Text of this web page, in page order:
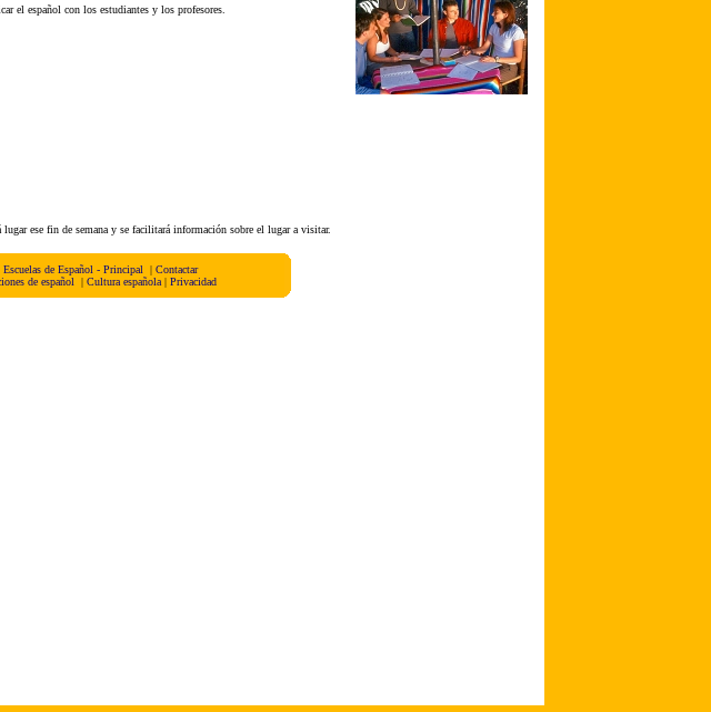
el español con los estudiantes y los profesores.
ese fin de semana y se facilitará información sobre el lugar a visitar.
de Español - Principal | Contactar
de español | Cultura española | Privacidad